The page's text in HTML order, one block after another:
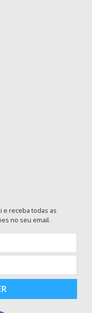
e receba todas as
no seu email.